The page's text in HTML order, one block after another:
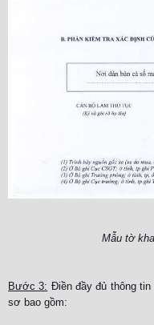
Mẫu tờ
Bước 3: Điền đầy đủ thông
sơ bao gồm: